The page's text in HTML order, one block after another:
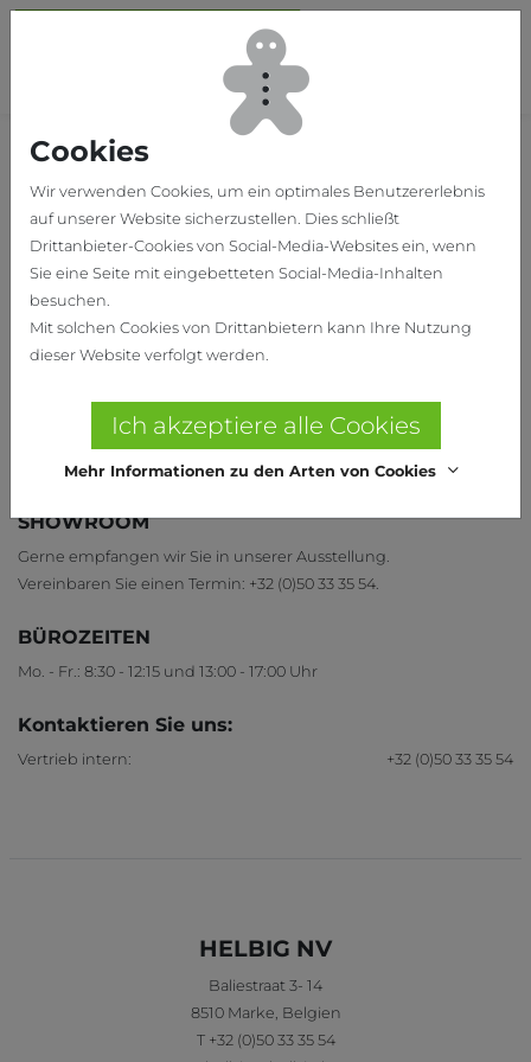
Home
SHOWROOM
Gerne empfangen wir Sie in unserer Ausstellung.
Vereinbaren Sie einen Termin: +32 (0)50 33 35 54.
BÜROZEITEN
Mo. - Fr.: 8:30 - 12:15 und 13:00 - 17:00 Uhr
Kontaktieren Sie uns:
Vertrieb intern: +32 (0)50 33 35 54
HELBIG NV
Baliestraat 3- 14
8510 Marke, Belgien
T +32 (0)50 33 35 54
Cookies
Wir verwenden Cookies, um ein optimales Benutzererlebnis
auf unserer Website sicherzustellen. Dies schließt
Drittanbieter-Cookies von Social-Media-Websites ein, wenn
Sie eine Seite mit eingebetteten Social-Media-Inhalten
besuchen.
Mit solchen Cookies von Drittanbietern kann Ihre Nutzung
dieser Website verfolgt werden.
Ich akzeptiere alle Cookies
Mehr Informationen zu den Arten von Cookies